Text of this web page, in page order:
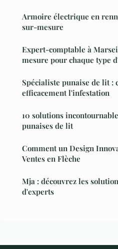
Armoire électrique en
sur-mesure
Expert-comptable à
mesure pour chaque type
Spécialiste punaise de lit :
efficacement l'infestation
10 solutions
punaises de lit
Comment un Design
Ventes en Flèche
Mja : découvrez les
d'experts